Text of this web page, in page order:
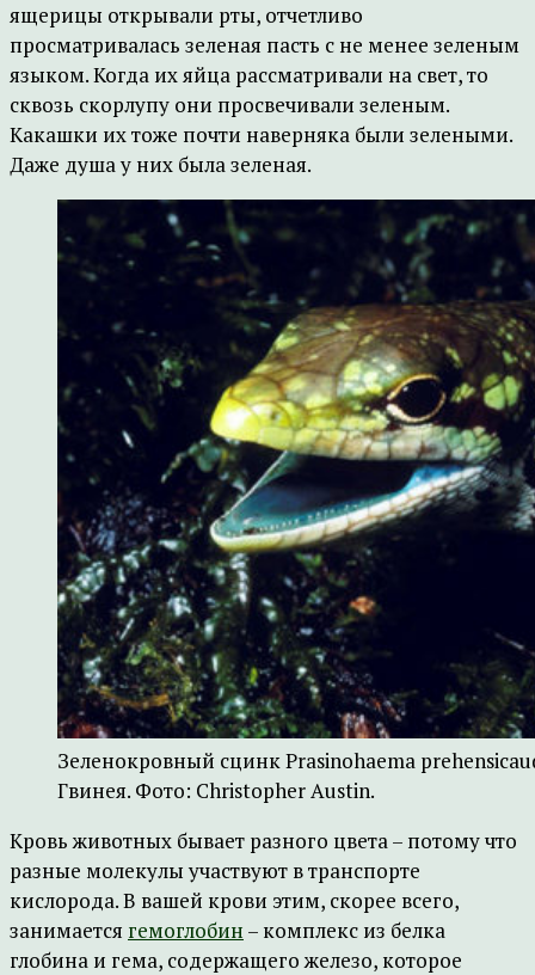
ящерицы открывали рты, отчетливо
просматривалась зеленая пасть с не менее зеленым
языком. Когда их яйца рассматривали на свет, то
сквозь скорлупу они просвечивали зеленым.
Какашки их тоже почти наверняка были зелеными.
Даже душа у них была зеленая.
Зеленокровный сцинк Prasinohaema
Гвинея. Фото: Christopher Austin.
Кровь животных бывает разного цвета – потому что
разные молекулы участвуют в транспорте
кислорода. В вашей крови этим, скорее всего,
занимается гемоглобин – комплекс из белка
глобина и гема, содержащего железо, которое